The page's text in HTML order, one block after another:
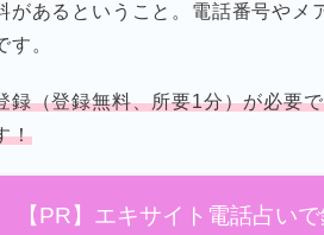
があるということ。電話番号やメ
す。
録（登録無料、所要1分）が必要
！
【PR】エキサイト電話占い